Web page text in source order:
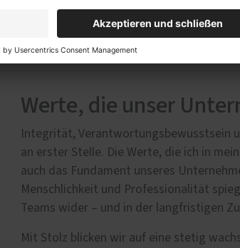
Jedes Projekt ist für uns mehr als nur
unsere Kunden.
Werte, die unser
Integrität, Verantwortungsbewusstsein
an erster Stelle. Die Werte, die ich in
auch das Fundament unseres
Menschlichkeit und Professionalität
Teams wider – und in der langfristigen
Mit Stolz blicken wir auf eine stetig